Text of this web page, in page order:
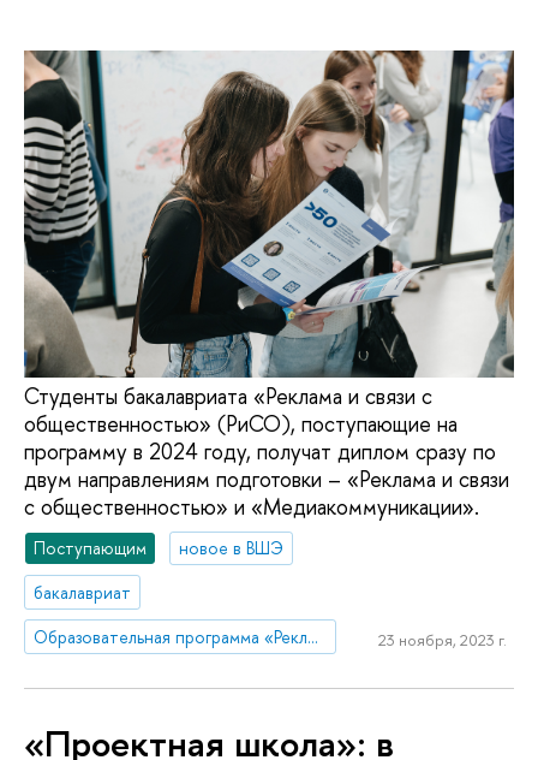
Студенты бакалавриата «Реклама и связи с
общественностью» (РиСО), поступающие на
программу в 2024 году, получат диплом сразу по
двум направлениям подготовки – «Реклама и связи
с общественностью» и «Медиакоммуникации».
Поступающим
новое в ВШЭ
бакалавриат
Образовательная программа «Реклама и связи с общественностью»
23 ноября, 2023 г.
«Проектная школа»: в